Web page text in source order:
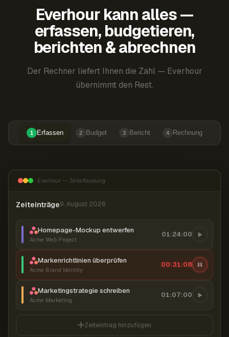
Everhour kann alles —
erfassen, budgetieren,
berichten & abrechnen
Der Rechner liefert Ihnen die Zahl — Everhour
übernimmt den Rest.
1 Erfassen 2 Budget 3 Bericht 4 Rechnung
Everhour — Zeiterfassung
Zeiteinträge9. August 2026
Homepage-Mockup entwerfen
Acme Web Project
01:24:00
Markenrichtlinien überprüfen
Acme Brand Identity
00:31:08
Marketingstrategie schreiben
Acme Marketing
01:07:00
Zeiteintrag hinzufügen